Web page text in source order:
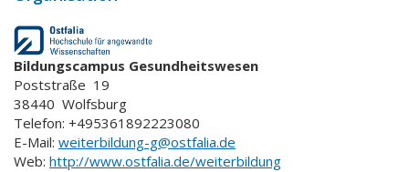
Bildungscampus Gesundheitswesen
Poststraße 19
38440 Wolfsburg
Telefon: +495361892223080
E-Mail: weiterbildung-g@ostfalia.de
Web: http://www.ostfalia.de/weiterbildung